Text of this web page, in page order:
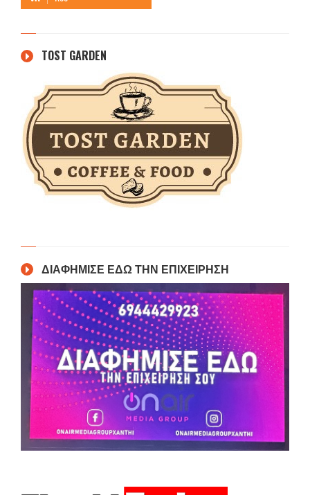
TOST GARDEN
ΔΙΑΦΗΜΙΣΕ ΕΔΩ ΤΗΝ ΕΠΙΧΕΙΡΗΣΗ